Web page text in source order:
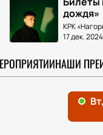
дождя»
КРК
17 дек. 2024
НАШИ